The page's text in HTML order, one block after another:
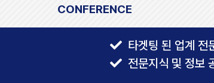
CONFERENCE
타겟팅 된 업계 전
전문지식 및 정보